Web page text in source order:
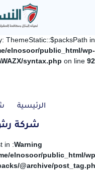
ThemeStatic::$packsPath in
elnosoor/public_html/wp-
syntax.php on line 92
الرئيسية
شركة رش
Warning
: Undefined variable $post in
elnosoor/public_html/
@archive/